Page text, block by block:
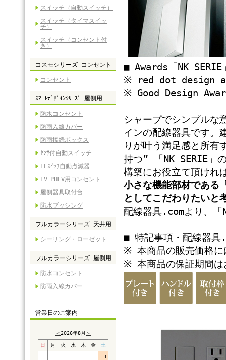
スイッチ（自動スイッチ）
スイッチ（タイマスイッ
チ）
スイッチ（コンセント付
き）
コスモシリーズ コンセント
コンセント
ｽﾏｰﾄﾃﾞｻﾞｲﾝｼﾘｰｽﾞ 屋側用
防水コンセント
防雨入線カバー
防雨接続ボックス
ｾﾝｻ付自動スイッチ
EEｽｲｯﾁ自動点滅器
EV･PHEV用コンセント
屋側器具取付台
防水ブッシング
フルカラーシリーズ 天井用
シーリング・ローゼット
フルカラーシリーズ 屋側用
防水コンセント
防雨入線カバー
営業日のご案内
＜2026年8月 ＞
日 月 火 水 木 金 土
1
■ Awards「NK SERIE
※ red dot design
※ Good Design
シャープでシンプルな
インの配線器具です。
りが叶う満足感と所有
持つ” 「NK SERIE」
構築にお役立て頂けれ
小さな機能部材である
としてこだわりたいと
配線器具.comより、
■ 特記事項・配線器具
※ 本商品の販売価格に
※ 本商品の保証期間は